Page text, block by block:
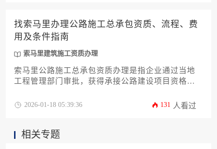
找索马里办理公路施工总承包资质、流程、费
用及条件指南
索马里建筑施工资质办理
索马里公路施工总承包资质办理是指企业通过当地
工程管理部门审批，获得承接公路建设项目资格的
府审批及费用规划等核心环节。
2026-01-18 05:39:36 131 人看过
相关专题